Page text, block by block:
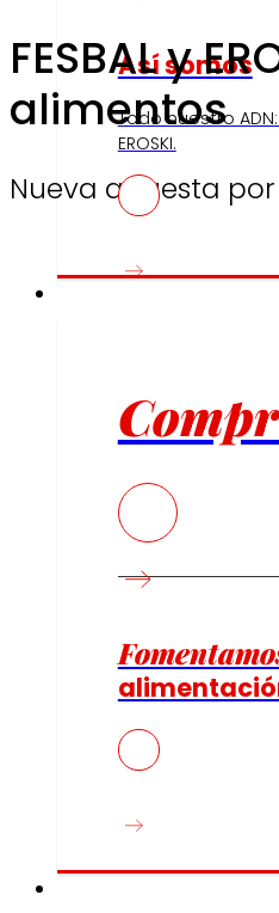
Así somos
Todo nuestro
EROSKI.
FESBAL y
alimentos
Nueva apuesta